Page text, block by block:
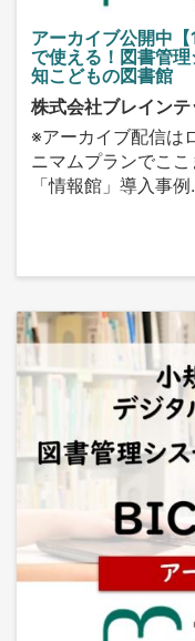
アーカイブ公開中
で使える！図書管
知こどもの図書館
株式会社ブレインテ
※アーカイブ配信は
ニマムプランでこ
「情報館」導入事